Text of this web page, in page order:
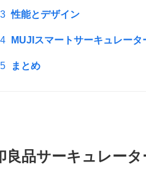
性能とデザイン
MUJIスマートサーキュレータ
まとめ
良品サーキュレータ